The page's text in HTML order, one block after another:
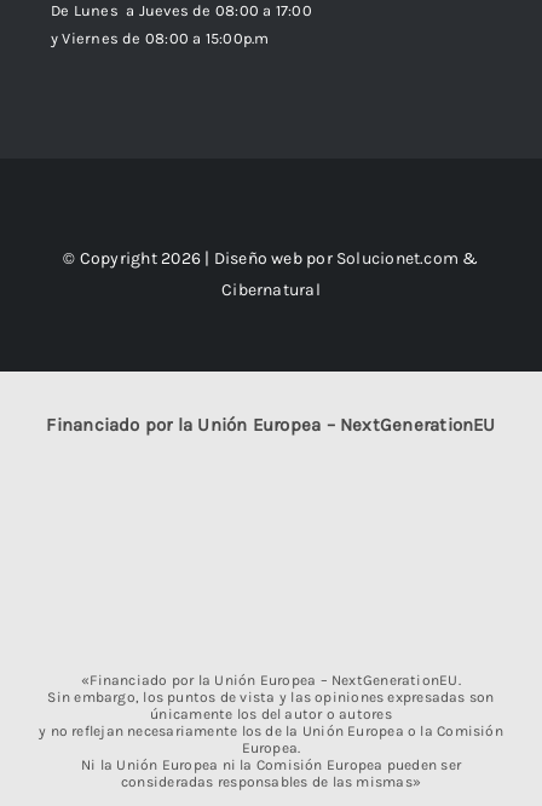
De Lunes a Jueves de 08:00 a 17:00
y Viernes de 08:00 a 15:00p.m
© Copyright 2026 | Diseño web por Solucionet.com &
Cibernatural
Financiado por la Unión Europea – NextGenerationEU
«Financiado por la Unión Europea – NextGenerationEU.
Sin embargo, los puntos de vista y las opiniones expresadas son
únicamente los del autor o autores
y no reflejan necesariamente los de la Unión Europea o la Comisión
Europea.
Ni la Unión Europea ni la Comisión Europea pueden ser
consideradas responsables de las mismas»